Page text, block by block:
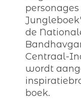
de
Centraal-
wordt
boek.